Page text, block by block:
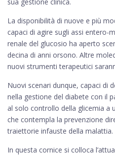
La disponibilità di nuove e più
capaci di agire sugli assi entero-
renale del glucosio ha aperto
decina di anni orsono. Altre
nuovi strumenti terapeutici
Nuovi scenari dunque, capaci di
nella gestione del diabete con il
al solo controllo della glicemia a
che contempla la prevenzione
traiettorie infauste della malattia.
In questa cornice si colloca